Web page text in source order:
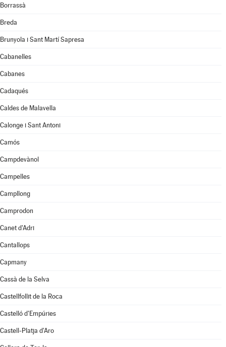
Borrassà
Breda
Brunyola i Sant Martí Sapresa
Cabanelles
Cabanes
Cadaqués
Caldes de Malavella
Calonge i Sant Antoni
Camós
Campdevànol
Campelles
Campllong
Camprodon
Canet d'Adri
Cantallops
Capmany
Cassà de la Selva
Castellfollit de la Roca
Castelló d'Empúries
Castell-Platja d'Aro